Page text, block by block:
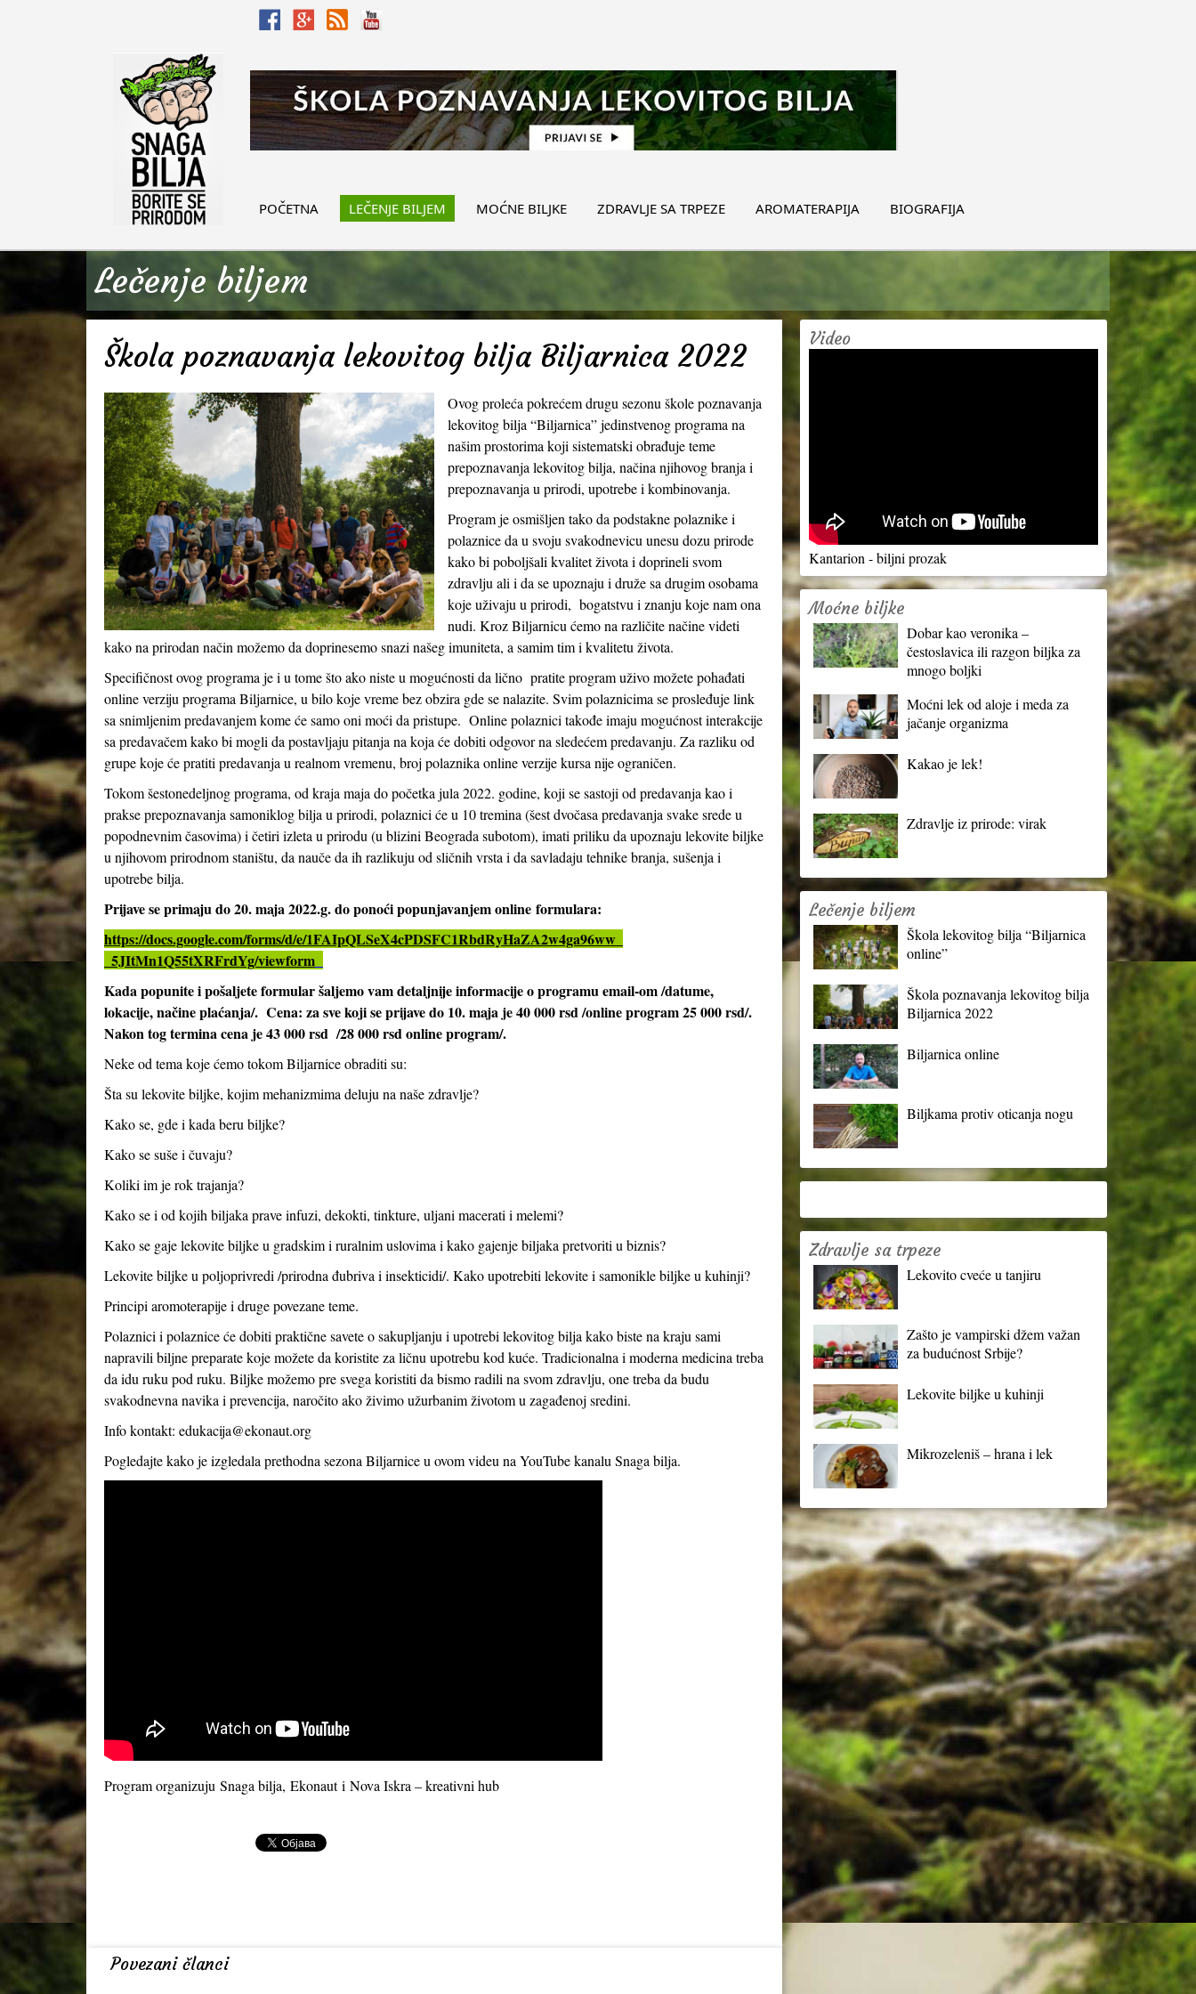
POČETNA LEČENJE BILJEM MOĆNE BILJKE ZDRAVLJE SA TRPEZE AROMATERAPIJA BIOGRAFIJA
Lečenje biljem
Škola poznavanja lekovitog bilja Biljarnica 2022
Ovog proleća pokrećem drugu sezonu škole poznavanja
lekovitog bilja “Biljarnica” jedinstvenog programa na
našim prostorima koji sistematski obrađuje teme
prepoznavanja lekovitog bilja, načina njihovog branja i
prepoznavanja u prirodi, upotrebe i kombinovanja.
Program je osmišljen tako da podstakne polaznike i
polaznice da u svoju svakodnevicu unesu dozu prirode
kako bi poboljšali kvalitet života i doprineli svom
zdravlju ali i da se upoznaju i druže sa drugim osobama
koje uživaju u prirodi, bogatstvu i znanju koje nam ona
nudi. Kroz Biljarnicu ćemo na različite načine videti
kako na prirodan način možemo da doprinesemo snazi našeg imuniteta, a samim tim i kvalitetu života.
Specifičnost ovog programa je i u tome što ako niste u mogućnosti da lično pratite program uživo možete pohađati
online verziju programa Biljarnice, u bilo koje vreme bez obzira gde se nalazite. Svim polaznicima se prosleđuje link
sa snimljenim predavanjem kome će samo oni moći da pristupe. Online polaznici takođe imaju mogućnost interakcije
sa predavačem kako bi mogli da postavljaju pitanja na koja će dobiti odgovor na sledećem predavanju. Za razliku od
grupe koje će pratiti predavanja u realnom vremenu, broj polaznika online verzije kursa nije ograničen.
Tokom šestonedeljnog programa, od kraja maja do početka jula 2022. godine, koji se sastoji od predavanja kao i
prakse prepoznavanja samoniklog bilja u prirodi, polaznici će u 10 tremina (šest dvočasa predavanja svake srede u
popodnevnim časovima) i četiri izleta u prirodu (u blizini Beograda subotom), imati priliku da upoznaju lekovite biljke
u njihovom prirodnom staništu, da nauče da ih razlikuju od sličnih vrsta i da savladaju tehnike branja, sušenja i
upotrebe bilja.
Prijave se primaju do 20. maja 2022.g. do ponoći popunjavanjem online formulara:
https://docs.google.com/forms/d/e/1FAIpQLSeX4cPDSFC1RbdRyHaZA2w4ga96ww_
_5JItMn1Q55tXRFrdYg/viewform
Kada popunite i pošaljete formular šaljemo vam detaljnije informacije o programu email-om /datume,
lokacije, načine plaćanja/. Cena: za sve koji se prijave do 10. maja je 40 000 rsd /online program 25 000 rsd/.
Nakon tog termina cena je 43 000 rsd /28 000 rsd online program/.
Neke od tema koje ćemo tokom Biljarnice obraditi su:
Šta su lekovite biljke, kojim mehanizmima deluju na naše zdravlje?
Kako se, gde i kada beru biljke?
Kako se suše i čuvaju?
Koliki im je rok trajanja?
Kako se i od kojih biljaka prave infuzi, dekokti, tinkture, uljani macerati i melemi?
Kako se gaje lekovite biljke u gradskim i ruralnim uslovima i kako gajenje biljaka pretvoriti u biznis?
Lekovite biljke u poljoprivredi /prirodna đubriva i insekticidi/. Kako upotrebiti lekovite i samonikle biljke u kuhinji?
Principi aromoterapije i druge povezane teme.
Polaznici i polaznice će dobiti praktične savete o sakupljanju i upotrebi lekovitog bilja kako biste na kraju sami
napravili biljne preparate koje možete da koristite za ličnu upotrebu kod kuće. Tradicionalna i moderna medicina treba
da idu ruku pod ruku. Biljke možemo pre svega koristiti da bismo radili na svom zdravlju, one treba da budu
svakodnevna navika i prevencija, naročito ako živimo užurbanim životom u zagađenoj sredini.
Info kontakt: edukacija@ekonaut.org
Pogledajte kako je izgledala prethodna sezona Biljarnice u ovom videu na YouTube kanalu Snaga bilja.
Program organizuju Snaga bilja, Ekonauti Nova Iskra – kreativni hub
Povezani članci
Video
Kantarion - biljni prozak
Moćne biljke
Dobar kao veronika –
čestoslavica ili razgon biljka za
mnogo boljki
Moćni lek od aloje i meda za
jačanje organizma
Kakao je lek!
Zdravlje iz prirode: virak
Lečenje biljem
Škola lekovitog bilja “Biljarnica
online”
Škola poznavanja lekovitog bilja
Biljarnica 2022
Biljarnica online
Biljkama protiv oticanja nogu
Zdravlje sa trpeze
Lekovito cveće u tanjiru
Zašto je vampirski džem važan
za budućnost Srbije?
Lekovite biljke u kuhinji
Mikrozeleniš – hrana i lek